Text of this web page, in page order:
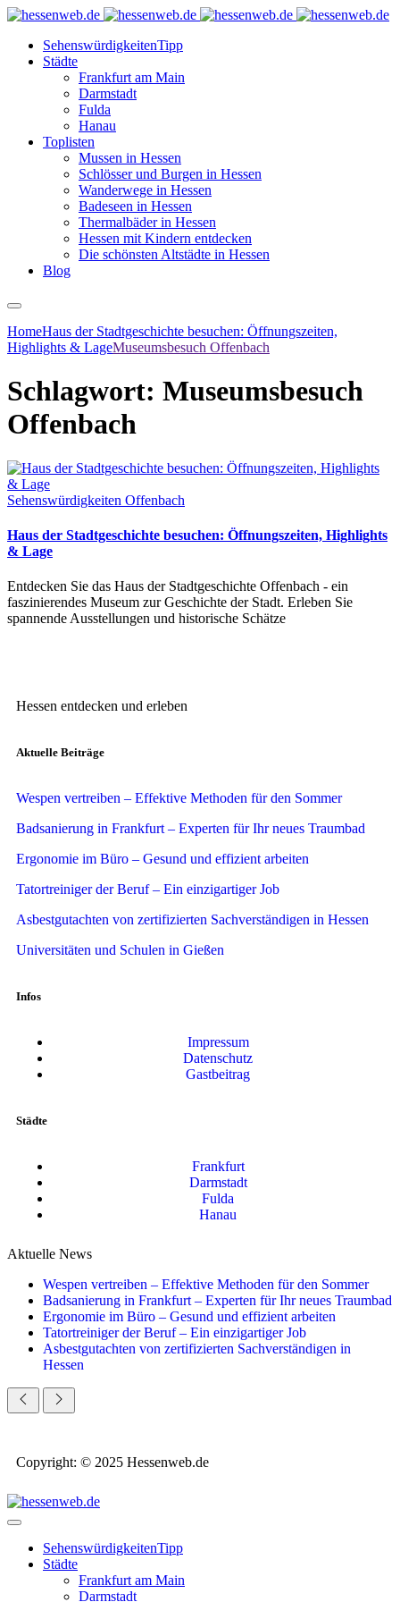
SehenswürdigkeitenTipp
Städte
Frankfurt am Main
Darmstadt
Fulda
Hanau
Toplisten
Mussen in Hessen
Schlösser und Burgen in Hessen
Wanderwege in Hessen
Badeseen in Hessen
Thermalbäder in Hessen
Hessen mit Kindern entdecken
Die schönsten Altstädte in Hessen
Blog
HomeHaus der Stadtgeschichte besuchen: Öffnungszeiten,
Highlights & LageMuseumsbesuch Offenbach
Schlagwort: Museumsbesuch
Offenbach
Sehenswürdigkeiten Offenbach
Haus der Stadtgeschichte besuchen: Öffnungszeiten, Highlights
& Lage
Entdecken Sie das Haus der Stadtgeschichte Offenbach - ein
faszinierendes Museum zur Geschichte der Stadt. Erleben Sie
spannende Ausstellungen und historische Schätze
Hessen entdecken und erleben
Aktuelle Beiträge
Wespen vertreiben – Effektive Methoden für den Sommer
Badsanierung in Frankfurt – Experten für Ihr neues Traumbad
Ergonomie im Büro – Gesund und effizient arbeiten
Tatortreiniger der Beruf – Ein einzigartiger Job
Asbestgutachten von zertifizierten Sachverständigen in Hessen
Universitäten und Schulen in Gießen
Infos
Impressum
Datenschutz
Gastbeitrag
Städte
Frankfurt
Darmstadt
Fulda
Hanau
Aktuelle News
Wespen vertreiben – Effektive Methoden für den Sommer
Badsanierung in Frankfurt – Experten für Ihr neues Traumbad
Ergonomie im Büro – Gesund und effizient arbeiten
Tatortreiniger der Beruf – Ein einzigartiger Job
Asbestgutachten von zertifizierten Sachverständigen in
Hessen
Copyright: © 2025 Hessenweb.de
SehenswürdigkeitenTipp
Städte
Frankfurt am Main
Darmstadt